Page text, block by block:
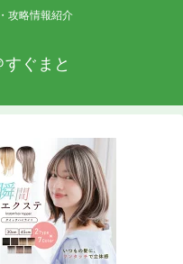
攻略情報紹介
ぐまと